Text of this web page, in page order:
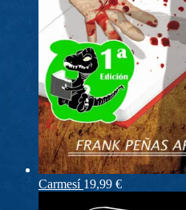
Carmesí 19,99 €